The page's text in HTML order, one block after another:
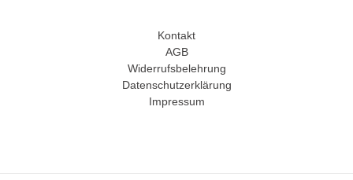
Kontakt
AGB
Widerrufsbelehrung
Datenschutzerklärung
Impressum